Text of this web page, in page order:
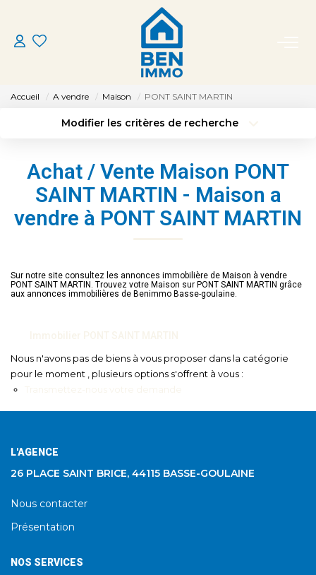
ACHETER
MON AGENCE
Accueil A vendre Maison PONT SAINT MARTIN
Modifier les critères de recherche
Sélectionnez...
Type de bien
Surface min
Budget max Plus de critères
Achat / Vente Maison PONT
SAINT MARTIN - Maison a
vendre à PONT SAINT MARTIN
Sur notre site consultez les annonces immobilière de Maison à vendre
PONT SAINT MARTIN. Trouvez votre Maison sur PONT SAINT MARTIN grâce
aux annonces immobilières de Benimmo Basse-goulaine.
Nous n'avons pas de biens à vous proposer dans la catégorie
pour le moment , plusieurs options s'offrent à vous :
L'AGENCE
26 PLACE SAINT BRICE, 44115 BASSE-GOULAINE
Nous contacter
Présentation
NOS SERVICES